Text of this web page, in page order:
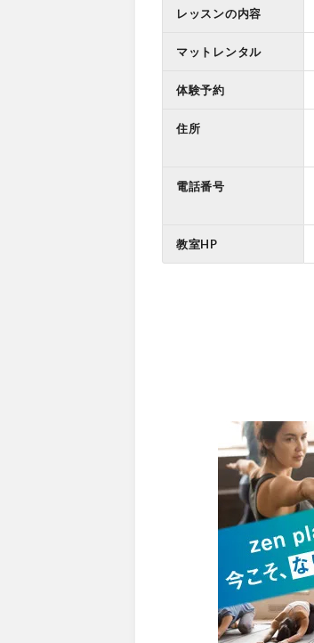
レッスンの内容
マットレンタル
体験予約
住所
電話番号
教室HP